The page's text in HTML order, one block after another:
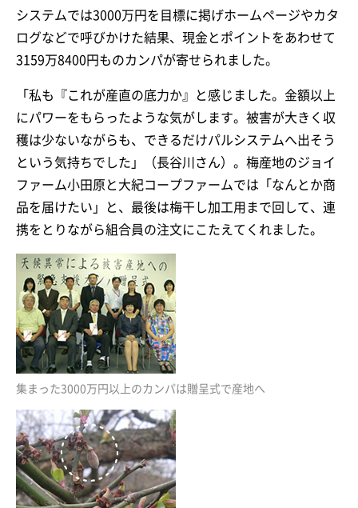
システムでは3000万円を目標に掲げホームページやカタ
ログなどで呼びかけた結果、現金とポイントをあわせて
3159万8400円ものカンパが寄せられました。
「私も『これが産直の底力か』と感じました。金額以上
にパワーをもらったような気がします。被害が大きく収
穫は少ないながらも、できるだけパルシステムへ出そう
という気持ちでした」（長谷川さん）。梅産地のジョイ
ファーム小田原と大紀コープファームでは「なんとか商
品を届けたい」と、最後は梅干し加工用まで回して、連
携をとりながら組合員の注文にこたえてくれました。
集まった3000万円以上のカンパは贈呈式で産地へ